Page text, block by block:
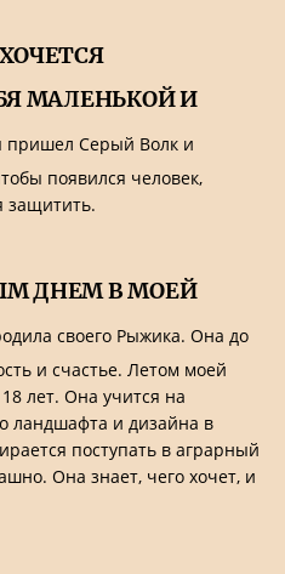
МАЛЕНЬКОЙ И
пришел Серый Волк и
появился человек,
защитить.
ДНЕМ В МОЕЙ
своего Рыжика. Она до
и счастье. Летом моей
лет. Она учится на
ландшафта и дизайна в
поступать в аграрный
Она знает, чего хочет, и